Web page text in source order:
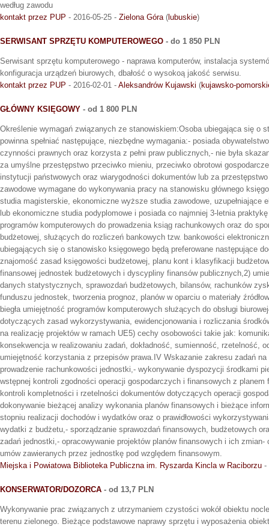
według zawodu
kontakt przez PUP - 2016-05-25 - Zielona Góra( lubuskie)
SERWISANT SPRZĘTU KOMPUTEROWEGO - do 1 850 PLN
Serwisant sprzętu komputerowego - naprawa komputerów, instalacja
konfiguracja urządzeń biurowych, dbałość o wysokoą jakość serwisu.
kontakt przez PUP - 2016-02-01 - Aleksandrów Kujawski (kujawsko-
GŁÓWNY KSIĘGOWY - od 1 800 PLN
Określenie wymagań związanych ze stanowiskiem:Osoba ubiegająca się o
powinna spełniać następujące, niezbędne wymagania:- posiada
czynności prawnych oraz korzysta z pełni praw publicznych,- nie była
za umyślne przestępstwo przeciwko mieniu, przeciwko obrotowi
instytucji państwowych oraz wiarygodności dokumentów lub za
zawodowe wymagane do wykonywania pracy na stanowisku głównego
studia magisterskie, ekonomiczne wyższe studia zawodowe, uzupełniające
lub ekonomiczne studia podyplomowe i posiada co najmniej 3-letnia
programów komputerowych do prowadzenia ksiąg rachunkowych oraz do
budżetowej, służących do rozliczeń bankowych tzw. bankowości
ubiegających się o stanowisko księgowego będą preferowane następujące
znajomość zasad księgowości budżetowej, planu kont i klasyfikacji
finansowej jednostek budżetowych i dyscypliny finansów publicznych,2)
danych statystycznych, sprawozdań budżetowych, bilansów, rachunków
funduszu jednostek, tworzenia prognoz, planów w oparciu o materiały
biegła umiejętność programów komputerowych służących do obsługi
dotyczących zasad wykorzystywania, ewidencjonowania i rozliczania
na realizację projektów w ramach UE5) cechy osobowości takie jak:
konsekwencja w realizowaniu zadań, dokładność, sumienność, rzetelność,
umiejętność korzystania z przepisów prawa.IV Wskazanie zakresu zadań
prowadzenie rachunkowości jednostki,- wykonywanie dyspozycji środkami
wstępnej kontroli zgodności operacji gospodarczych i finansowych z planem
kontroli kompletności i rzetelności dokumentów dotyczących operacji
dokonywanie bieżącej analizy wykonania planów finansowych i bieżące
stopniu realizacji dochodów i wydatków oraz o prawidłowości
wydatki z budżetu,- sporządzanie sprawozdań finansowych, budżetowych
zadań jednostki,- opracowywanie projektów planów finansowych i ich zmian-
umów zawieranych przez jednostkę pod względem finansowym.
Miejska i Powiatowa Biblioteka Publiczna im. Ryszarda Kincla w Raciborzu -
KONSERWATOR/DOZORCA - od 13,7 PLN
Wykonywanie prac związanych z utrzymaniem czystości wokół obiektu
terenu zielonego. Bieżące podstawowe naprawy sprzętu i wyposażenia